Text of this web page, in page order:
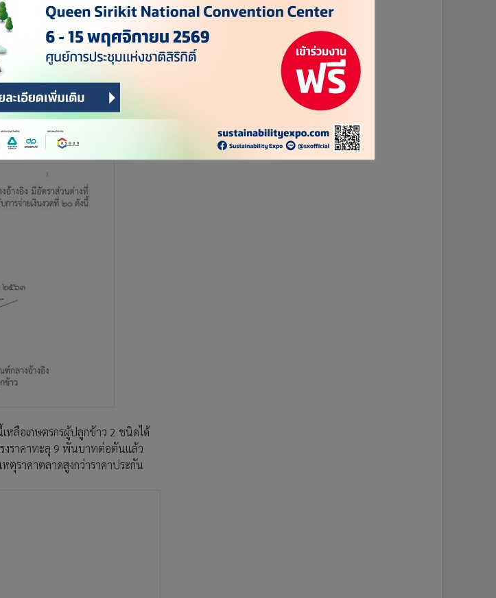
หลือเกษตรกรผู้ปลูกข้าว 2 ชนิดได้
รงราคาทะลุ 9 พันบาทต่อตันแล้ว
ตุราคาตลาดสูงกว่าราคาประกัน